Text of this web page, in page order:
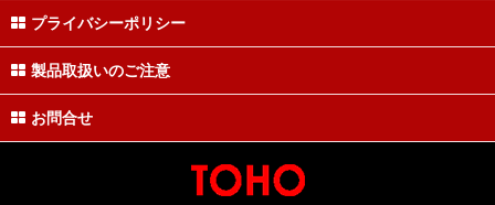
プライバシーポリシー
製品取扱いのご注意
お問合せ